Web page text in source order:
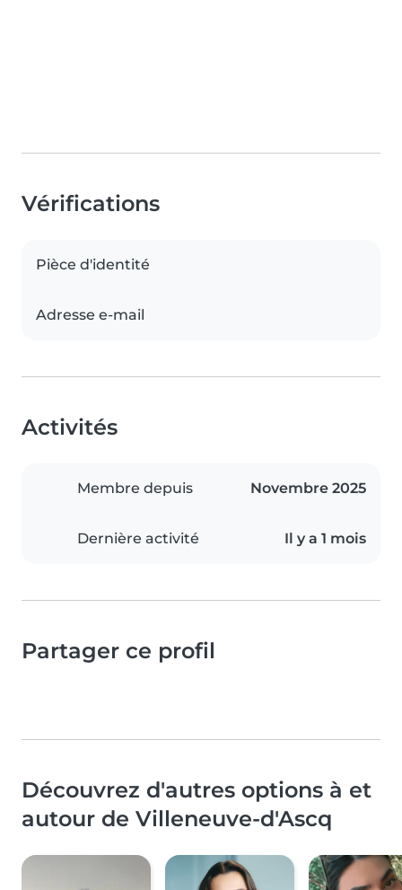
Vérifications
Pièce d'identité
Adresse e-mail
Activités
Membre depuis Novembre 2025
Dernière activité Il y a 1 mois
Partager ce profil
Découvrez d'autres options à et
autour de Villeneuve-d'Ascq